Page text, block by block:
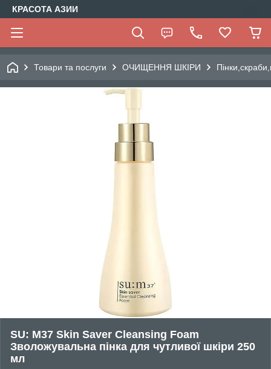
КРАСОТА АЗИИ
Товари та послуги ОЧИЩЕННЯ ШКІРИ
SU: M37 Skin Saver Cleansing Foam
Зволожувальна пінка для чутливої шкіри 250
мл